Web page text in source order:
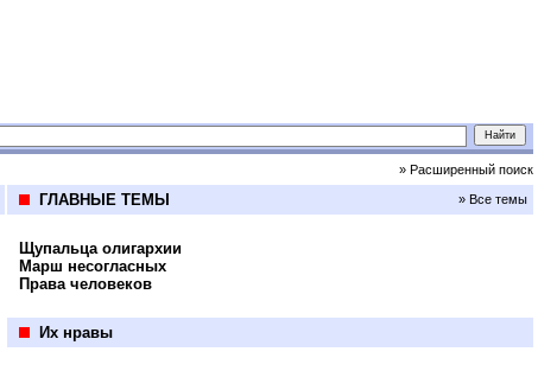
» Расширенный поиск
ГЛАВНЫЕ ТЕМЫ » Все темы
Щупальца олигархии
Марш несогласных
Права человеков
Их нравы